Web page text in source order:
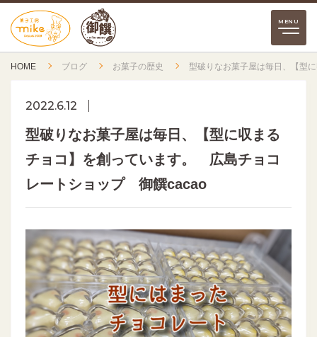
HOME ブログ お菓子の歴史 型破りなお菓子屋は毎日、【型
2022.6.12
型破りなお菓子屋は毎日、【型に収まる
チョコ】を創っています。 広島チョコ
レートショップ 御饌cacao